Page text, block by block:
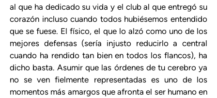
al que ha dedicado su vida y el club al que entregó su
corazón incluso cuando todos hubiésemos entendido
que se fuese. El físico, el que lo alzó como uno de los
mejores defensas (sería injusto reducirlo a central
cuando ha rendido tan bien en todos los flancos), ha
dicho basta. Asumir que las órdenes de tu cerebro ya
no se ven fielmente representadas es uno de los
momentos más amargos que afronta el ser humano en